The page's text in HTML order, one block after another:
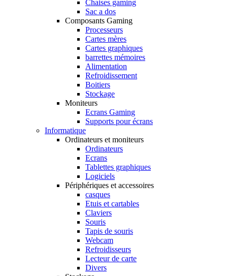
Chaises gaming
Sac a dos
Composants Gaming
Processeurs
Cartes mères
Cartes graphiques
barrettes mémoires
Alimentation
Refroidissement
Boitiers
Stockage
Moniteurs
Ecrans Gaming
Supports pour écrans
Informatique
Ordinateurs et moniteurs
Ordinateurs
Ecrans
Tablettes graphiques
Logiciels
Périphériques et accessoires
casques
Etuis et cartables
Claviers
Souris
Tapis de souris
Webcam
Refroidisseurs
Lecteur de carte
Divers